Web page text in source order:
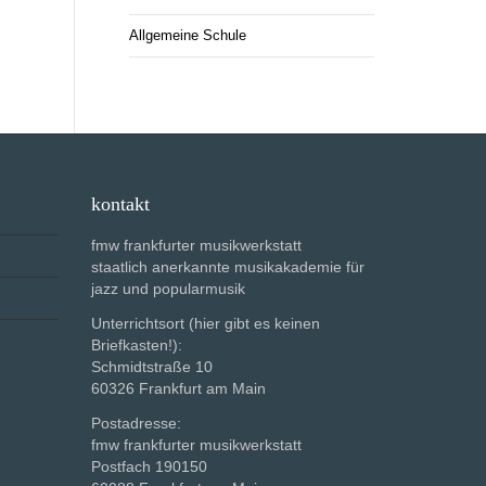
Allgemeine Schule
kontakt
fmw frankfurter musikwerkstatt
staatlich anerkannte musikakademie für
jazz und popularmusik
Unterrichtsort (hier gibt es keinen
Briefkasten!):
Schmidtstraße 10
60326 Frankfurt am Main
Postadresse:
fmw frankfurter musikwerkstatt
Postfach 190150